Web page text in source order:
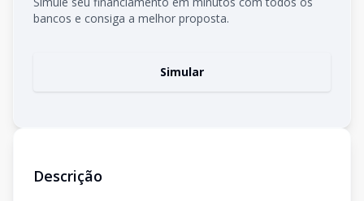
bancos e consiga a melhor proposta.
Simular
Descrição